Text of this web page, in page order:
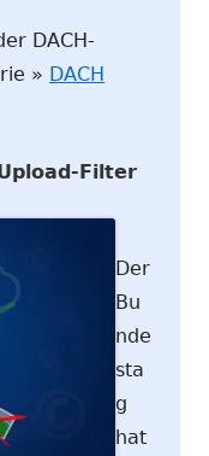
DACH-
» DACH
Filter
Der
Bu
nde
sta
g
hat